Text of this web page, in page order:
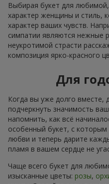
Выбирая букет для
характер женщины и
характер ваших чувств.
симпатии являются нежные
неукротимой страсти
композиция ярко-красного
Для
Когда вы уже долго вместе,
подчеркнуть значимость
напомнить, как всё
особенный букет, с которым
любви и теперь дарите
пламя в вашем сердце не
Чаще всего букет для
изысканные цветы: розы,